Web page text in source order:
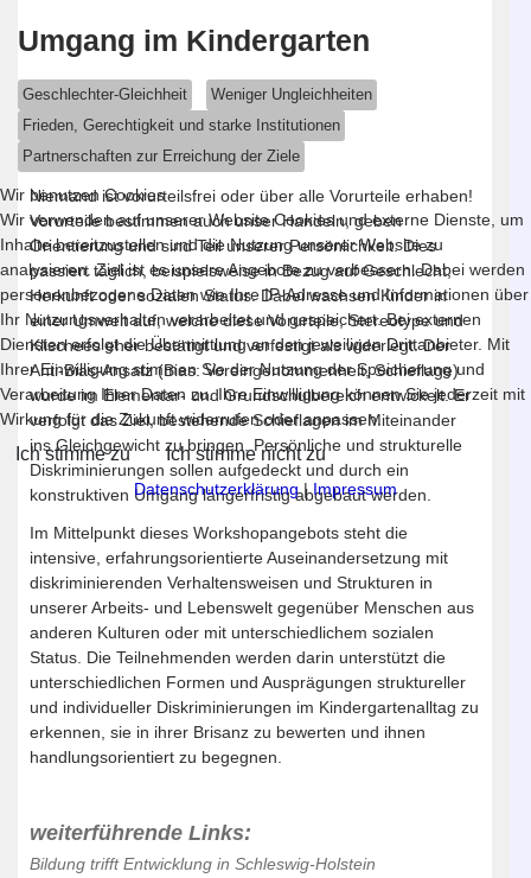
Umgang im Kindergarten
Geschlechter-Gleichheit
Weniger Ungleichheiten
Frieden, Gerechtigkeit und starke Institutionen
Partnerschaften zur Erreichung der Ziele
Niemand ist vorurteilsfrei oder über alle Vorurteile erhaben!
Vorurteile bestimmen auch unser Handeln, geben
Orientierung und sind Teil unserer Persönlichkeit. Dies
passiert täglich, beispielsweise in Bezug auf Geschlecht,
Herkunft oder sozialen Status. Dabei wachsen Kinder in
einer Umwelt auf, welche diese Vorurteile, Stereotype und
Klischees eher bestätigt und verfestigt als widerlegt. Der
Anti-Bias-Ansatz (Bias: Voreingenommenheit, Schieflage)
wurde im Elementar- und Grundschulbereich entwickelt. Er
verfolgt das Ziel, bestehende Schieflagen im Miteinander
ins Gleichgewicht zu bringen. Persönliche und strukturelle
Diskriminierungen sollen aufgedeckt und durch ein
konstruktiven Umgang längerfristig abgebaut werden.
Im Mittelpunkt dieses Workshopangebots steht die
intensive, erfahrungsorientierte Auseinandersetzung mit
diskriminierenden Verhaltensweisen und Strukturen in
unserer Arbeits- und Lebenswelt gegenüber Menschen aus
anderen Kulturen oder mit unterschiedlichem sozialen
Status. Die Teilnehmenden werden darin unterstützt die
unterschiedlichen Formen und Ausprägungen struktureller
und individueller Diskriminierungen im Kindergartenalltag zu
erkennen, sie in ihrer Brisanz zu bewerten und ihnen
handlungsorientiert zu begegnen.
weiterführende Links:
Bildung trifft Entwicklung in Schleswig-Holstein
Wir benutzen Cookies
Wir verwenden auf unserer Website Cookies und externe Dienste, um
Inhalte bereitzustellen und die Nutzung unserer Website zu
analysieren. Ziel ist es unsere Angebote zu verbessern. Dabei werden
personenbezogene Daten wie Ihre IP-Adresse und Informationen über
Ihr Nutzungsverhalten verarbeitet und gespeichert. Bei externen
Diensten erfolgt die Übermittlung an den jeweiligen Drittanbieter. Mit
Ihrer Einwilligung stimmen Sie der Nutzung der Speicherung und
Verarbeitung Ihrer Daten zu. Ihre Einwilligung können Sie jederzeit mit
Wirkung für die Zukunft widerrufen oder anpassen.
Ich stimme zu Ich stimme nicht zu
Datenschutzerklärung|Impressum